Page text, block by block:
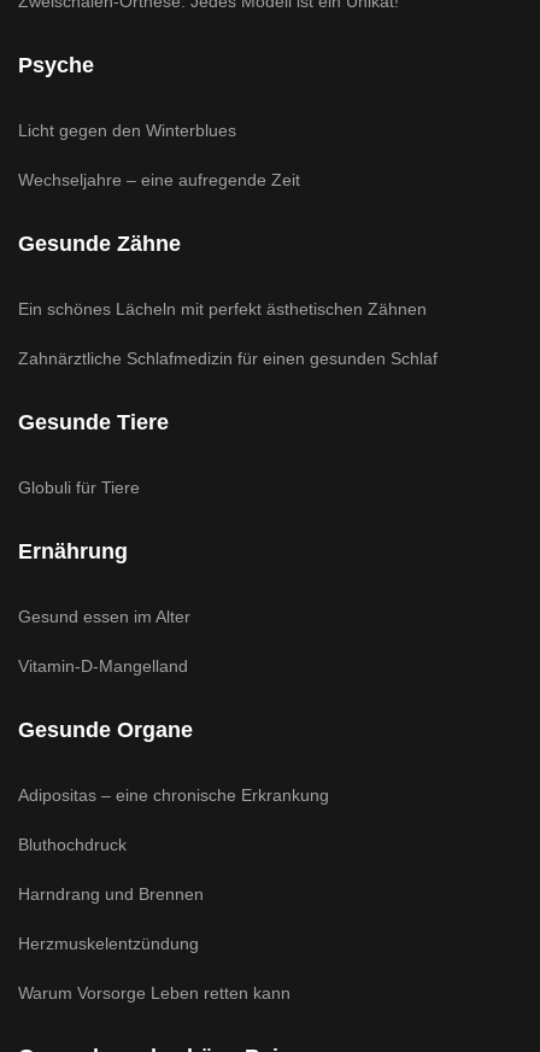
Psyche
Licht gegen den Winterblues
Wechseljahre – eine aufregende Zeit
Gesunde Zähne
Ein schönes Lächeln mit perfekt ästhetischen Zähnen
Zahnärztliche Schlafmedizin für einen gesunden Schlaf
Gesunde Tiere
Globuli für Tiere
Ernährung
Gesund essen im Alter
Vitamin-D-Mangelland
Gesunde Organe
Adipositas – eine chronische Erkrankung
Bluthochdruck
Harndrang und Brennen
Herzmuskelentzündung
Warum Vorsorge Leben retten kann